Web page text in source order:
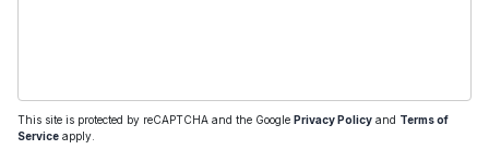
This site is protected by reCAPTCHA and the Google Privacy Policy and Terms of
Service apply.